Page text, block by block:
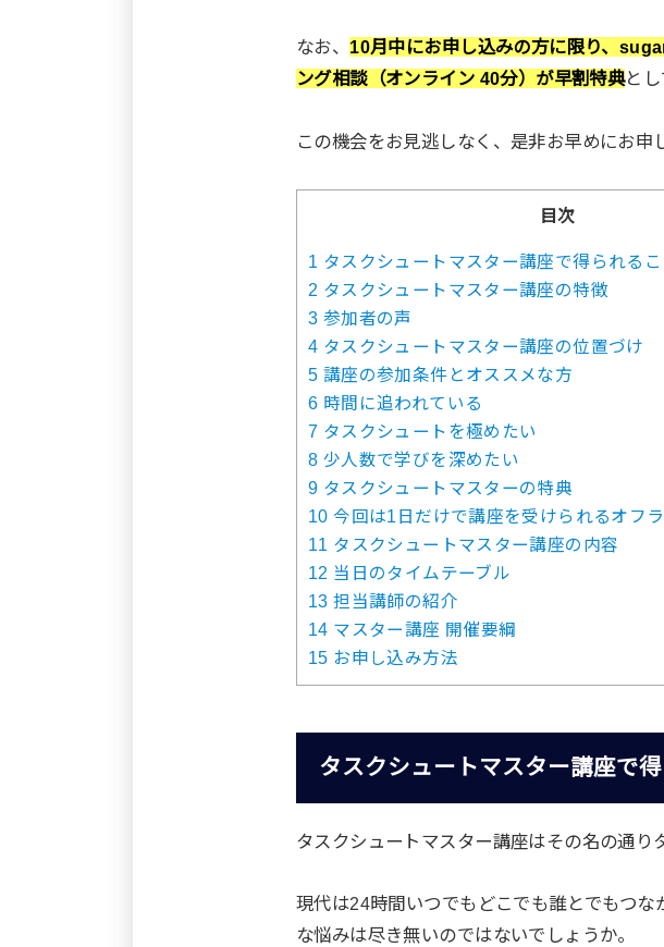
なお、 10月中にお申し込みの方に限り、
ング相談（オンライン 40分）が早割特典とし
この機会をお見逃しなく、是非お早めにお申
目次
1 タスクシュートマスター講座で得られるこ
2 タスクシュートマスター講座の特徴
3 参加者の声
4 タスクシュートマスター講座の位置づけ
5 講座の参加条件とオススメな方
6 時間に追われている
7 タスクシュートを極めたい
8 少人数で学びを深めたい
9 タスクシュートマスターの特典
10 今回は1日だけで講座を受けられるオフラ
11 タスクシュートマスター講座の内容
12 当日のタイムテーブル
13 担当講師の紹介
14 マスター講座 開催要綱
15 お申し込み方法
タスクシュートマスター講座で
タスクシュートマスター講座はその名の通り
現代は24時間いつでもどこでも誰とでもつ
な悩みは尽き無いのではないでしょうか。